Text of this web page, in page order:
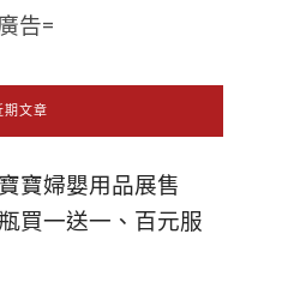
告=
期文章
寶婦嬰用品展售
買一送一、百元服